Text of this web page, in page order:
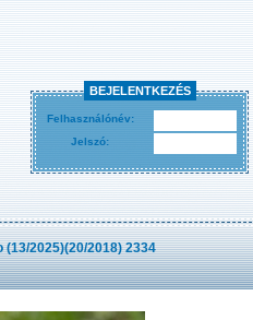
BEJELENTKEZÉS
Felhasználónév:
Jelszó:
(13/2025)(20/2018) 2334